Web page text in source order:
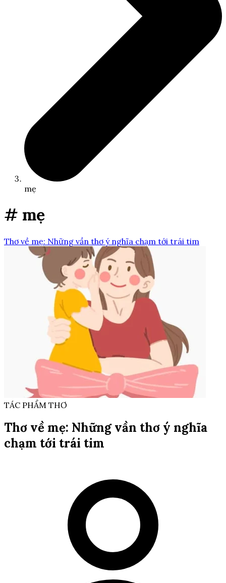
mẹ
# mẹ
Thơ về mẹ: Những vần thơ ý nghĩa chạm tới trái tim
TÁC PHẨM THƠ
Thơ về mẹ: Những vần thơ ý nghĩa
chạm tới trái tim